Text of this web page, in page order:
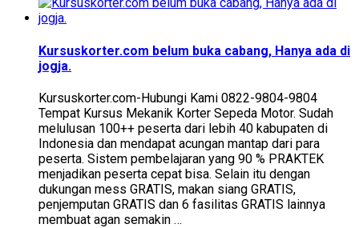
Kursuskorter.com belum buka cabang, Hanya ada di
jogja.
Kursuskorter.com-Hubungi Kami 0822-9804-9804
Tempat Kursus Mekanik Korter Sepeda Motor. Sudah
melulusan 100++ peserta dari lebih 40 kabupaten di
Indonesia dan mendapat acungan mantap dari para
peserta. Sistem pembelajaran yang 90 % PRAKTEK
menjadikan peserta cepat bisa. Selain itu dengan
dukungan mess GRATIS, makan siang GRATIS,
penjemputan GRATIS dan 6 fasilitas GRATIS lainnya
membuat agan semakin …